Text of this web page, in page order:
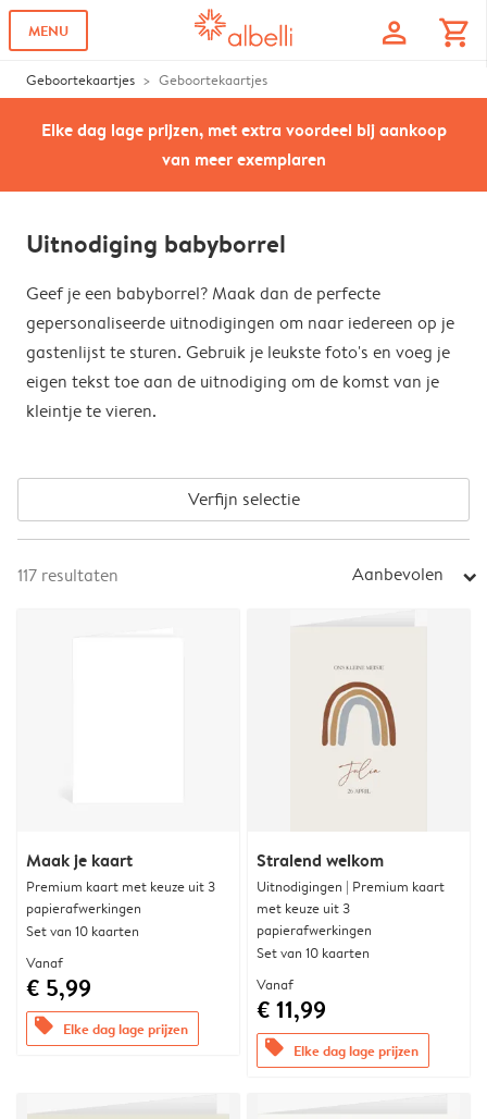
MENU profile shopping_cart
Geboortekaartjes Geboortekaartjes
Elke dag lage prijzen, met extra voordeel bij aankoop
van meer exemplaren
Uitnodiging babyborrel
Geef je een babyborrel? Maak dan de perfecte
gepersonaliseerde uitnodigingen om naar iedereen op je
gastenlijst te sturen. Gebruik je leukste foto's en voeg je
eigen tekst toe aan de uitnodiging om de komst van je
kleintje te vieren.
Verfijn selectie
117 resultaten Aanbevolen arrow_right
Maak je kaart
Premium kaart met keuze uit 3
papierafwerkingen
Set van 10 kaarten
Vanaf
€ 5,99
offers Elke dag lage prijzen
Stralend welkom
Uitnodigingen | Premium kaart
met keuze uit 3
papierafwerkingen
Set van 10 kaarten
Vanaf
€ 11,99
offers Elke dag lage prijzen